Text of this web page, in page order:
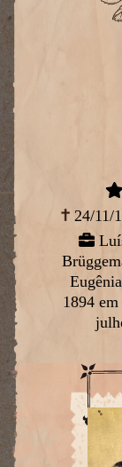
24/11/
1894